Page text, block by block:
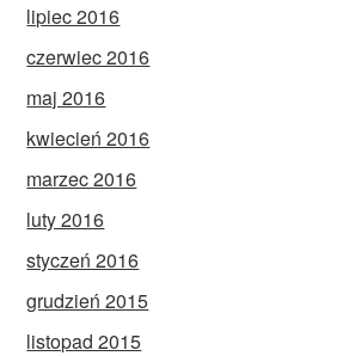
lipiec 2016
czerwiec 2016
maj 2016
kwiecień 2016
marzec 2016
luty 2016
styczeń 2016
grudzień 2015
listopad 2015